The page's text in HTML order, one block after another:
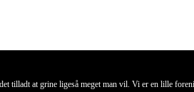
tilladt at grine ligeså meget man vil. Vi er en lille